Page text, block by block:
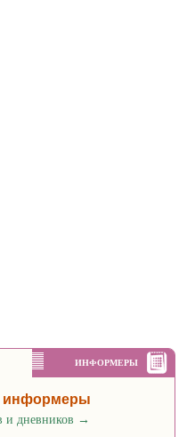
ИНФОРМЕРЫ
информеры
и дневников →